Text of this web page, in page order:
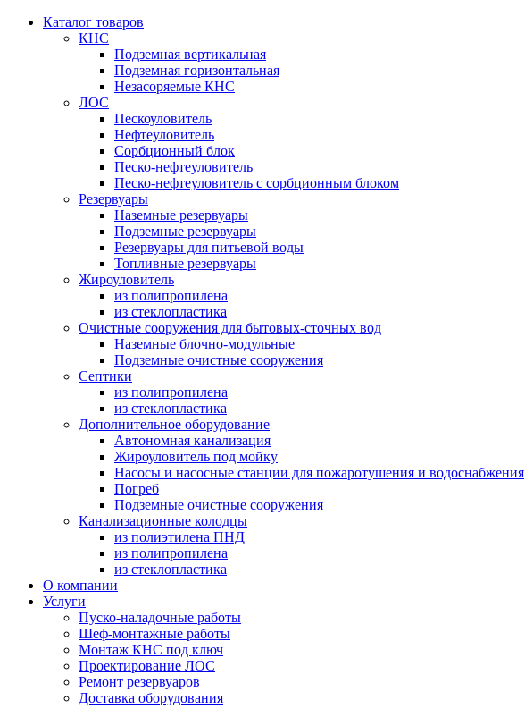
Каталог товаров
КНС
Подземная вертикальная
Подземная горизонтальная
Незасоряемые КНС
ЛОС
Пескоуловитель
Нефтеуловитель
Сорбционный блок
Песко-нефтеуловитель
Песко-нефтеуловитель с сорбционным блоком
Резервуары
Наземные резервуары
Подземные резервуары
Резервуары для питьевой воды
Топливные резервуары
Жироуловитель
из полипропилена
из стеклопластика
Очистные сооружения для бытовых-сточных вод
Наземные блочно-модульные
Подземные очистные сооружения
Септики
из полипропилена
из стеклопластика
Дополнительное оборудование
Автономная канализация
Жироуловитель под мойку
Насосы и насосные станции для пожаротушения и водоснабжения
Погреб
Подземные очистные сооружения
Канализационные колодцы
из полиэтилена ПНД
из полипропилена
из стеклопластика
О компании
Услуги
Пуско-наладочные работы
Шеф-монтажные работы
Монтаж КНС под ключ
Проектирование ЛОС
Ремонт резервуаров
Доставка оборудования